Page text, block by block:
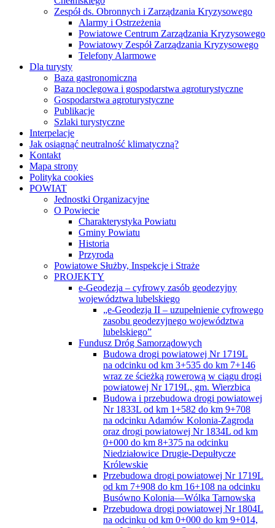
Zespół ds. Obronnych i Zarządzania Kryzysowego
Alarmy i Ostrzeżenia
Powiatowe Centrum Zarządzania Kryzysowego
Powiatowy Zespół Zarządzania Kryzysowego
Telefony Alarmowe
Dla turysty
Baza gastronomiczna
Baza noclegowa i gospodarstwa agroturystyczne
Gospodarstwa agroturystyczne
Publikacje
Szlaki turystyczne
Interpelacje
Jak osiągnąć neutralność klimatyczną?
Kontakt
Mapa strony
Polityka cookies
POWIAT
Jednostki Organizacyjne
O Powiecie
Charakterystyka Powiatu
Gminy Powiatu
Historia
Przyroda
Powiatowe Służby, Inspekcje i Straże
PROJEKTY
e-Geodezja – cyfrowy zasób geodezyjny
województwa lubelskiego
„e-Geodezja II – uzupełnienie cyfrowego
zasobu geodezyjnego województwa
lubelskiego”
Fundusz Dróg Samorządowych
Budowa drogi powiatowej Nr 1719L
na odcinku od km 3+535 do km 7+146
wraz ze ścieżką rowerową w ciągu drogi
powiatowej Nr 1719L, gm. Wierzbica
Budowa i przebudowa drogi powiatowej
Nr 1833L od km 1+582 do km 9+708
na odcinku Adamów Kolonia-Zagroda
oraz drogi powiatowej Nr 1834L od km
0+000 do km 8+375 na odcinku
Niedziałowice Drugie-Depułtycze
Królewskie
Przebudowa drogi powiatowej Nr 1719L
od km 7+908 do km 16+108 na odcinku
Busówno Kolonia—Wólka Tarnowska
Przebudowa drogi powiatowej Nr 1804L
na odcinku od km 0+000 do km 9+014,